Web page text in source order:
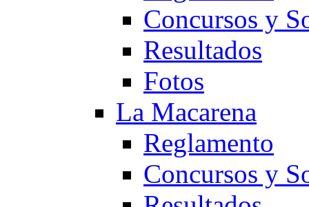
Concursos y
Resultados
Fotos
La Macarena
Reglamento
Concursos y